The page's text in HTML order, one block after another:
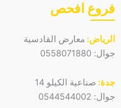
فروع افحص
الرياض: معارض القادسية
جوال: 0558071880
جدة: صناعية الكيلو 14
جوال: 0544544002